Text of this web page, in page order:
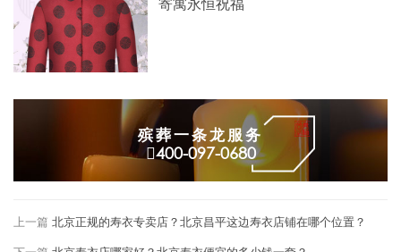
寄寓永恒祝福
殡葬一条龙服务
400-097-0680
上一篇 北京正规的寿衣专卖店？北京昌平这边寿衣店铺在哪个位置？